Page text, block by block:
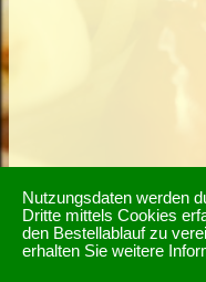
Nutzungsdaten werden
Dritte mittels Cookies
den Bestellablauf zu
erhalten Sie weitere